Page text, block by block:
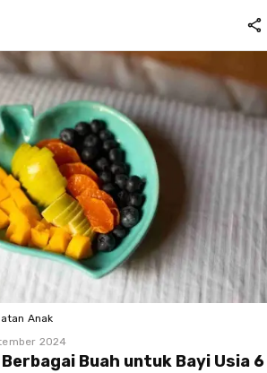
Anak
2024
Buah untuk Bayi Usia 6